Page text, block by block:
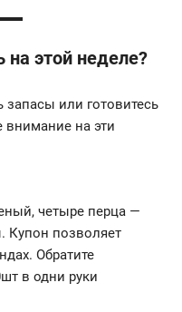
на этой неделе?
или готовитесь
внимание на эти
четыре перца —
Купон позволяет
Обратите
в одни руки